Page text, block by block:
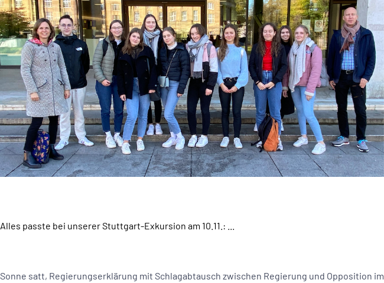
Alles passte bei unserer Stuttgart-Exkursion am 10.11.: ...
Sonne satt, Regierungserklärung mit Schlagabtausch zwischen Regierung und Opposition im